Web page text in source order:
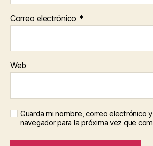
Correo electrónico *
Web
Guarda mi nombre, correo electrónico
navegador para la próxima vez que